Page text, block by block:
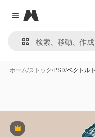
Close menu
Magnific
ホーム/ストック/PSD/ベクトル
Premium